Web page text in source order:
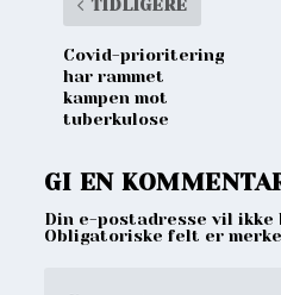
TIDLIGERE
Covid-prioritering
har rammet
kampen mot
tuberkulose
GI EN
Din e-postadresse vil
Obligatoriske felt er